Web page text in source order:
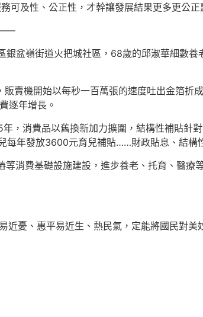
可及性、公正性，才幹讓發展結果更多更公正
——
銀盆嶺街道火把城社區，68歲的邱淑華細數
賣機開始以每秒一百萬張的速度吐出金箔折
逐年增長。
，消費品以舊換新加力擴圍，結構性補貼針
每年發放3600元育兒補貼……財政貼息、結構
消費基礎設施建設，進步養老、托育、醫療
近憂、惠平易近生、熱民氣，定能將國民對美